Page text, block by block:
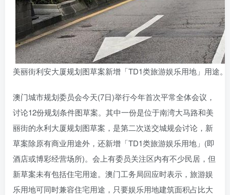
美丽街利安大厦规划图草案新增「TD1类旅游娱乐用地」用途。
澳门城市规划委员会今天(7日)举行今年首次平常全体会议，
讨论12份规划条件图草案。其中一份是位于南湾大马路和美
丽街的永利大厦规划图草案，是第二次送交城规会讨论，新
草案除原有商业用途外，还新增「TD1类旅游娱乐用地」(即
酒店或博彩经营场所)。会上有委员关注区内有不少民居，但
新草案未有包括住宅用途。澳门工务局回应时表示，旅游娱
乐用地可同时兼容住宅用途，只要娱乐用地建筑面积占比大